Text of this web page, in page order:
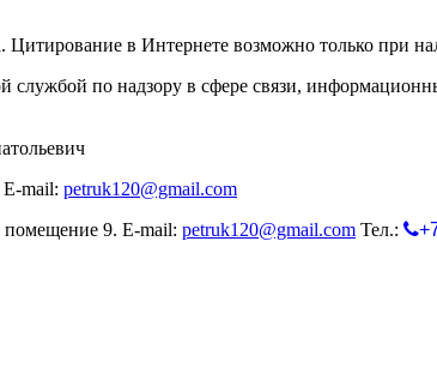
Цитирование в Интернете возможно только при
службой по надзору в сфере связи,
mail: petruk120@gmail.com
9. E-mail: petruk120@gmail.com Тел.: